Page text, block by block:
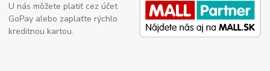
U nás môžete platiť cez účet
GoPay alebo zaplaťte rýchlo
kreditnou kartou.